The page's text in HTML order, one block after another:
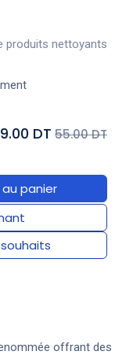
produits nettoyants
panier
DT 55.00 DT
offrant des